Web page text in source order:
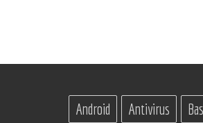
Android Antivirus